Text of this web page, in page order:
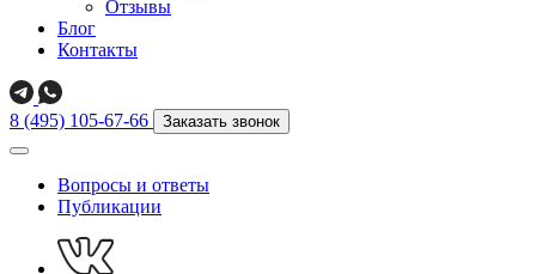
Отзывы
Блог
Контакты
8 (495) 105-67-66 Заказать звонок
Вопросы и ответы
Публикации